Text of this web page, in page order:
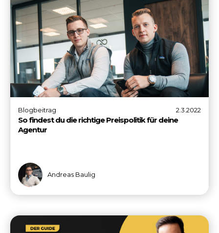
Blogbeitrag 2.3.2022
So findest du die richtige Preispolitik für deine
Agentur
Andreas Baulig